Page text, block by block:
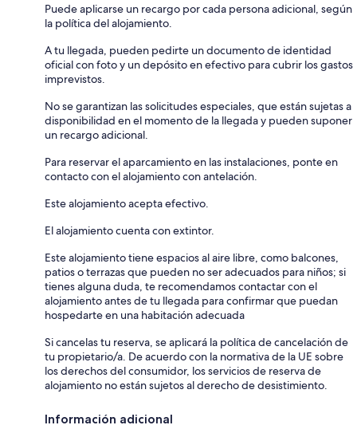
Puede aplicarse un recargo por cada persona adicional, según
la política del alojamiento.
A tu llegada, pueden pedirte un documento de identidad
oficial con foto y un depósito en efectivo para cubrir los gastos
imprevistos.
No se garantizan las solicitudes especiales, que están sujetas a
disponibilidad en el momento de la llegada y pueden suponer
un recargo adicional.
Para reservar el aparcamiento en las instalaciones, ponte en
contacto con el alojamiento con antelación.
Este alojamiento acepta efectivo.
El alojamiento cuenta con extintor.
Este alojamiento tiene espacios al aire libre, como balcones,
patios o terrazas que pueden no ser adecuados para niños; si
tienes alguna duda, te recomendamos contactar con el
alojamiento antes de tu llegada para confirmar que puedan
hospedarte en una habitación adecuada
Si cancelas tu reserva, se aplicará la política de cancelación de
tu propietario/a. De acuerdo con la normativa de la UE sobre
los derechos del consumidor, los servicios de reserva de
alojamiento no están sujetos al derecho de desistimiento.
Información adicional